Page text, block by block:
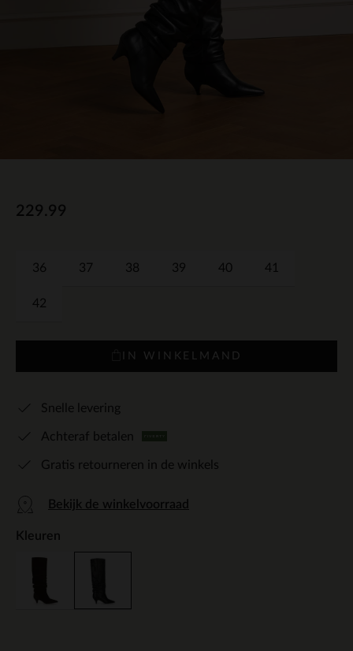
229.99
36 37 38 39 40 41
42
IN WINKELMAND
Snelle levering
Achteraf betalen
Gratis retourneren in de winkels
Bekijk de winkelvoorraad
Kleuren